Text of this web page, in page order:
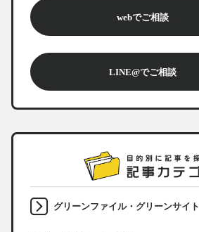
webでご相談
LINE@でご相談
グリーンファイル・グリーンサイト